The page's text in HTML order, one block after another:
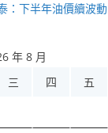
：下半年油價續波動
年 8 月
三 四 五